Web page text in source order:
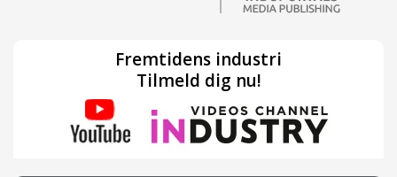
Fremtidens industri
Tilmeld dig nu!